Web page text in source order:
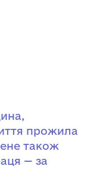
прожила
також
— за